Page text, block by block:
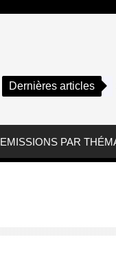
Dernières articles
EMISSIONS PAR